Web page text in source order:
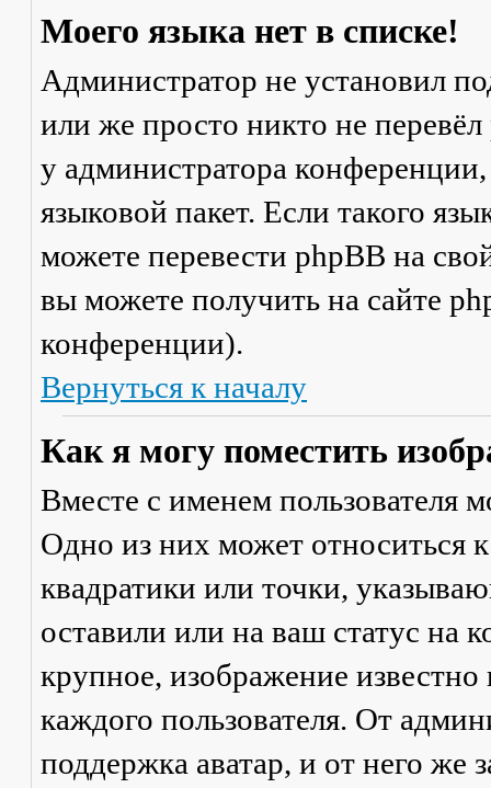
Моего языка нет в списке!
Администратор не установил
или же просто никто не
у администратора
языковой пакет. Если такого
можете перевести phpBB на
вы можете получить на сайте
конференции).
Вернуться к началу
Как я могу поместить
Вместе с именем пользователя
Одно из них может относиться
квадратики или точки,
оставили или на ваш статус на
крупное, изображение
каждого пользователя. От
поддержка аватар, и от него же